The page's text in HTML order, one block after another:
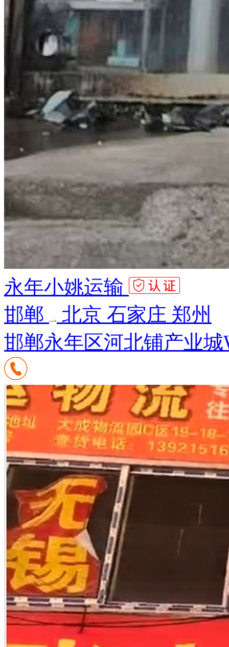
永年小姚运输
邯郸
北京 石家庄 郑州
邯郸永年区河北铺产业城